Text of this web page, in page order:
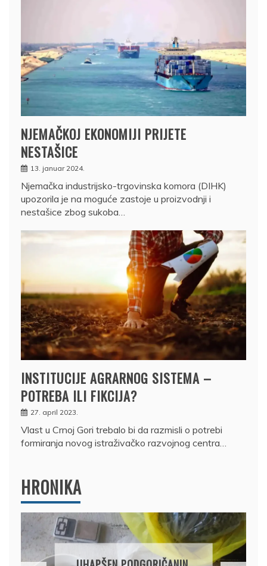
NJEMAČKOJ EKONOMIJI PRIJETE
NESTAŠICE
13. januar 2024.
Njemačka industrijsko-trgovinska komora (DIHK)
upozorila je na moguće zastoje u proizvodnji i
nestašice zbog sukoba…
INSTITUCIJE AGRARNOG SISTEMA –
POTREBA ILI FIKCIJA?
27. april 2023.
Vlast u Crnoj Gori trebalo bi da razmisli o potrebi
formiranja novog istraživačko razvojnog centra…
HRONIKA
DRŽAVLJANIN RUSIJE
OSUMNJIČEN DA JE